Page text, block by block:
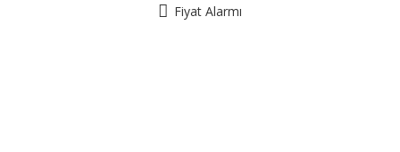
Fiyat Alarmı